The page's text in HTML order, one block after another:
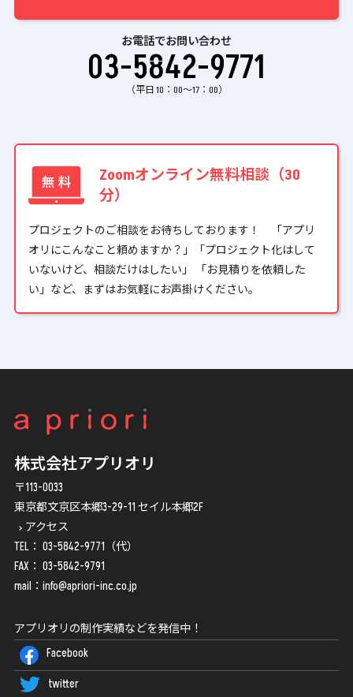
お電話でお問い合わせ
03-5842-9771
（平日 10：00〜17：00）
Zoomオンライン無料相談（30
分）
プロジェクトのご相談をお待ちしております！ 「アプリ
オリにこんなこと頼めますか？」「プロジェクト化はして
いないけど、相談だけはしたい」 「お見積りを依頼した
い」など、まずはお気軽にお声掛けください。
株式会社アプリオリ
〒113-0033
東京都文京区本郷3-29-11 セイル本郷2F
アクセス
TEL： 03-5842-9771 （代）
FAX： 03-5842-9791
mail： info@apriori-inc.co.jp
アプリオリの制作実績などを発信中！
Facebook
twitter